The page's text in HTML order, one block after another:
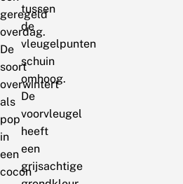
geregeld
overdag.
De
soort
overwintert
als
pop
in
een
cocon
tussen
de
vleugelpunten
schuin
omhoog.
De
voorvleugel
heeft
een
grijsachtige